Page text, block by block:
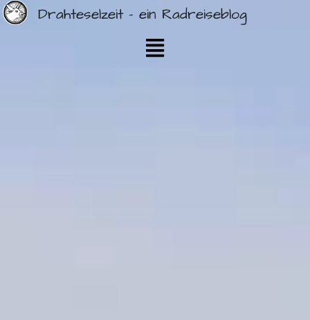
Drahteselzeit - ein Radreiseblog